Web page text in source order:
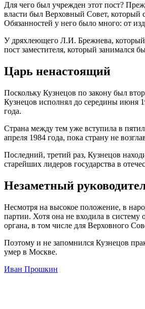
Для чего был учрежден этот пост?
власти был Верховный Совет, который
Обязанностей у него было много: от
У дряхлеющего Л.И. Брежнева,
пост заместителя, который занимался
Царь ненастоящий
Поскольку Кузнецов по закону был
Кузнецов исполнял до середины июня
года.
Страна между тем уже вступила в
апреля 1984 года, пока страну не
Последний, третий раз, Кузнецов
старейших лидеров государства в
Незаметный
Несмотря на высокое положение, в
партии. Хотя она не входила в
органа, в том числе для Верховного
Поэтому и не запомнился Кузнецов
умер в Москве.
Иван Прошкин